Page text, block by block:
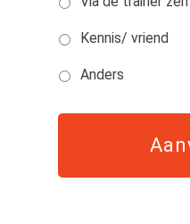
Kennis/ vriend
Anders